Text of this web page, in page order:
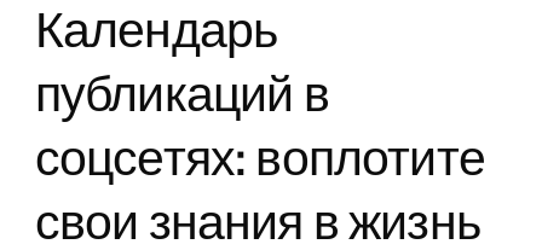
Календарь
публикаций в
соцсетях: воплотите
свои знания в жизнь